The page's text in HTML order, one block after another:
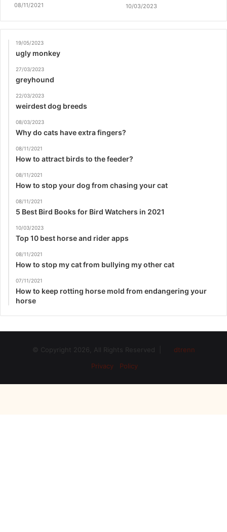
08/11/2021 10/03/2023
19/05/2023
ugly monkey
27/03/2023
greyhound
22/03/2023
weirdest dog breeds
08/03/2023
Why do cats have extra fingers?
08/11/2021
How to attract birds to the feeder?
08/11/2021
How to stop your dog from chasing your cat
08/11/2021
5 Best Bird Books for Bird Watchers in 2021
10/03/2023
Top 10 best horse and rider apps
08/11/2021
How to stop my cat from bullying my other cat
07/11/2021
How to keep rotting horse mold from endangering your
horse
© Copyright 2026, All Rights Reserved |
dtrenn
Privacy Policy